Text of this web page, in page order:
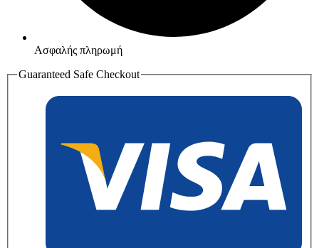
Ασφαλής πληρωμή
Guaranteed Safe Checkout